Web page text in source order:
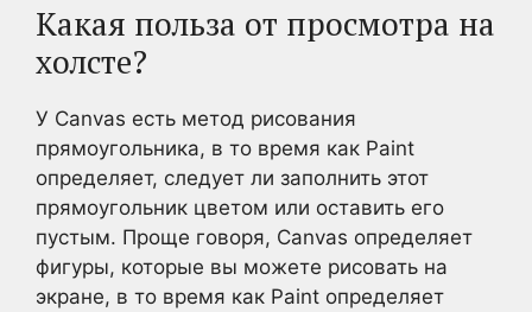
Какая польза от просмотра на
холсте?
У Canvas есть метод рисования
прямоугольника, в то время как Paint
определяет, следует ли заполнить этот
прямоугольник цветом или оставить его
пустым. Проще говоря, Canvas определяет
фигуры, которые вы можете рисовать на
экране, в то время как Paint определяет